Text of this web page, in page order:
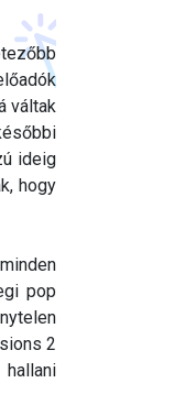
váltak
ideig
hogy
pop
2